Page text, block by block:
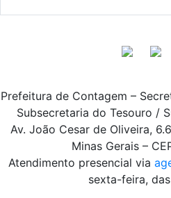
Prefeitura de Contagem –
Subsecretaria do Tesouro /
Av. João Cesar de Oliveira,
Minas Gerais –
Atendimento presencial via
sexta-feira,